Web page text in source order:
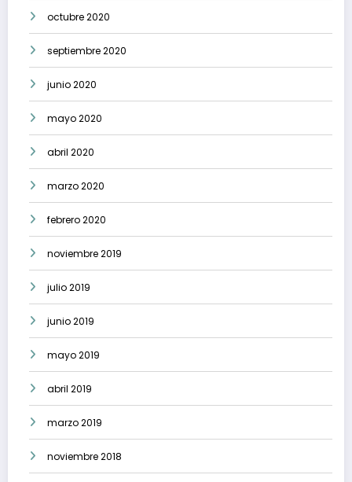
octubre 2020
septiembre 2020
junio 2020
mayo 2020
abril 2020
marzo 2020
febrero 2020
noviembre 2019
julio 2019
junio 2019
mayo 2019
abril 2019
marzo 2019
noviembre 2018